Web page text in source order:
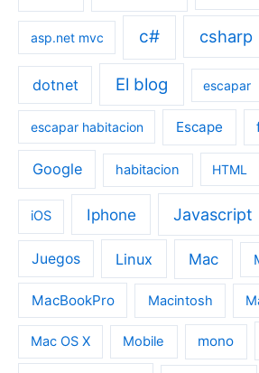
asp.net mvc c# csharp
dotnet El blog escapar
escapar habitacion Escape
Google habitacion HTML
iOS Iphone Javascript
Juegos Linux Mac
MacBookPro Macintosh
Mac OS X Mobile mono